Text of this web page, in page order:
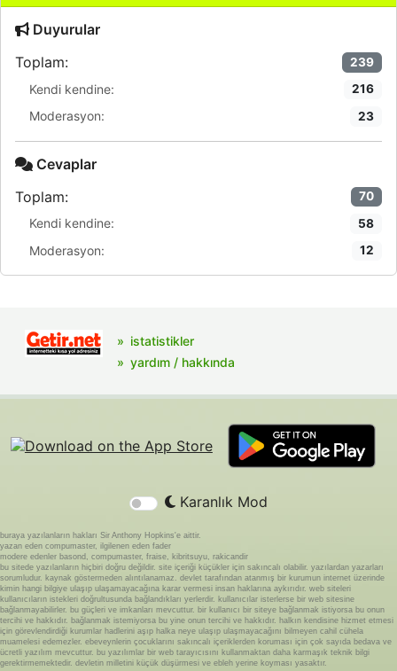
Duyurular
Toplam:
239
Kendi kendine: 216
Moderasyon: 23
Cevaplar
Toplam:
70
Kendi kendine: 58
Moderasyon: 12
istatistikler
yardım / hakkında
Karanlık Mod
buraya yazılanların hakları Sir Anthony Hopkins'e aittir.
yazan eden compumaster, ilgilenen eden fader
modere edenler basond, compumaster, fraise, kibritsuyu, rakicandir
bu sitede yazılanların hiçbiri doğru değildir. site içeriği küçükler için sakıncalı olabilir. yazılardan yazarları
sorumludur. kaynak göstermeden alıntılanamaz. devlet tarafından atanmış bir kurumun internet üzerinde
kimin hangi bilgiye ulaşıp ulaşamayacağına karar vermesi insan haklarına aykırıdır. web siteleri
kullanıcıların istekleri doğrultusunda bağlandıkları yerlerdir. kullanıcılar isterlerse bir web sitesine
bağlanmayabilirler. bu güçleri ve imkanları mevcuttur. bir kullanıcı bir siteye bağlanmak istiyorsa bu onun
tercihi ve hakkıdır. bağlanmak istemiyorsa bu yine onun tercihi ve hakkıdır. halkın kendisine hizmet etmesi
için görevlendirdiği kurumlar hadlerini aşıp halka neye ulaşıp ulaşmayacağını bilmeyen cahil cühela
muamelesi edemezler. ebeveynlerin çocuklarını sakıncalı içeriklerden koruması için çok sayıda bedava ve
ücretli yazılım mevcuttur. bu yazılımlar bir web tarayıcısını kullanmaktan daha karmaşık teknik bilgi
gerektirmemektedir. devletin milletini küçük düşürmesi ve ebleh yerine koyması yasaktır.